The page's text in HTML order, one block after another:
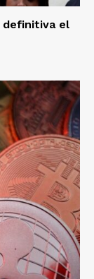
definitiva el